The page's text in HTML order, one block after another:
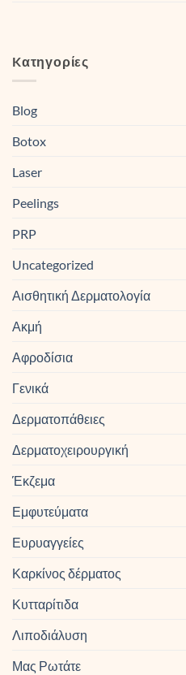
Kατηγορίες
Blog
Botox
Laser
Peelings
PRP
Uncategorized
Αισθητική Δερματολογία
Ακμή
Αφροδίσια
Γενικά
Δερματοπάθειες
Δερματοχειρουργική
Έκζεμα
Εμφυτεύματα
Ευρυαγγείες
Καρκίνος δέρματος
Κυτταρίτιδα
Λιποδιάλυση
Μας Ρωτάτε